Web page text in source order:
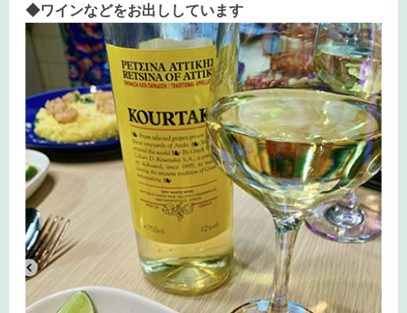
◆ワインなどをお出ししています